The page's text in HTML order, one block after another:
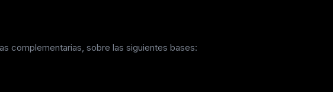
complementarias, sobre las siguientes bases: